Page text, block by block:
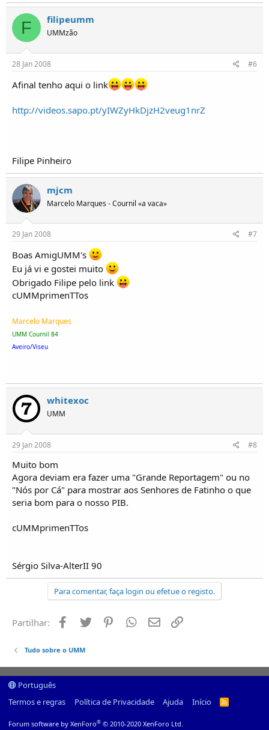
F filipeumm
UMMzão
28 Jan 2008 #6
Afinal tenho aqui o link
http://videos.sapo.pt/yIWZyHkDjzH2veug1nrZ
Filipe Pinheiro
mjcm
Marcelo Marques - Cournil «a vaca»
29 Jan 2008 #7
Boas AmigUMM's
Eu já vi e gostei muito
Obrigado Filipe pelo link
cUMMprimenTTos
Marcelo Marques
UMM Cournil 84
Aveiro/Viseu
whitexoc
UMM
29 Jan 2008 #8
Muito bom
Agora deviam era fazer uma "Grande Reportagem" ou no
"Nós por Cá" para mostrar aos Senhores de Fatinho o que
seria bom para o nosso PIB.
cUMMprimenTTos
Sérgio Silva-AlterII 90
Para comentar, faça login ou efetue o registo.
Partilhar: Facebook
Twitter PinterestWhatsapp
Email
Tudo sobre o UMM
Português
Termos e regras
Política de Privacidade Ajuda Início
R
Forum software by XenForo® © 2010-2020 XenForo Ltd.